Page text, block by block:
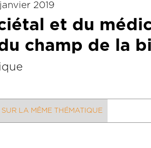
2019
et du
champ de la
LA MÊME THÉMATIQUE